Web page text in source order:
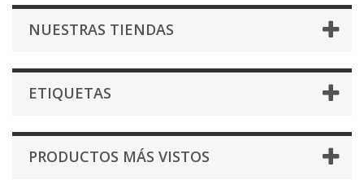
NUESTRAS TIENDAS
ETIQUETAS
PRODUCTOS MÁS VISTOS